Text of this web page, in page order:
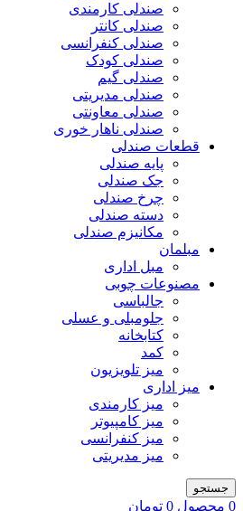
صندلی کارمندی
صندلی کانتر
صندلی کنفرانسی
صندلی کودک
صندلی گیم
صندلی مدیریتی
صندلی معاونتی
صندلی ناهار خوری
قطعات صندلی
پایه صندلی
جک صندلی
چرخ صندلی
دسته صندلی
مکانیزم صندلی
مبلمان
مبل اداری
مصنوعات چوبی
جالباسی
جلومبلی و عسلی
کتابخانه
کمد
میز تلویزیون
میز اداری
میز کارمندی
میز کامپیوتر
میز کنفرانسی
میز مدیریتی
جستجو
0 محصول 0 تومان